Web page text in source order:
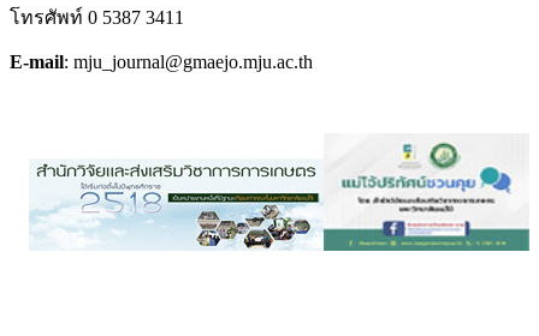
โทรศัพท์ 0 5387 3411
E-mail: mju_journal@gmaejo.mju.ac.th